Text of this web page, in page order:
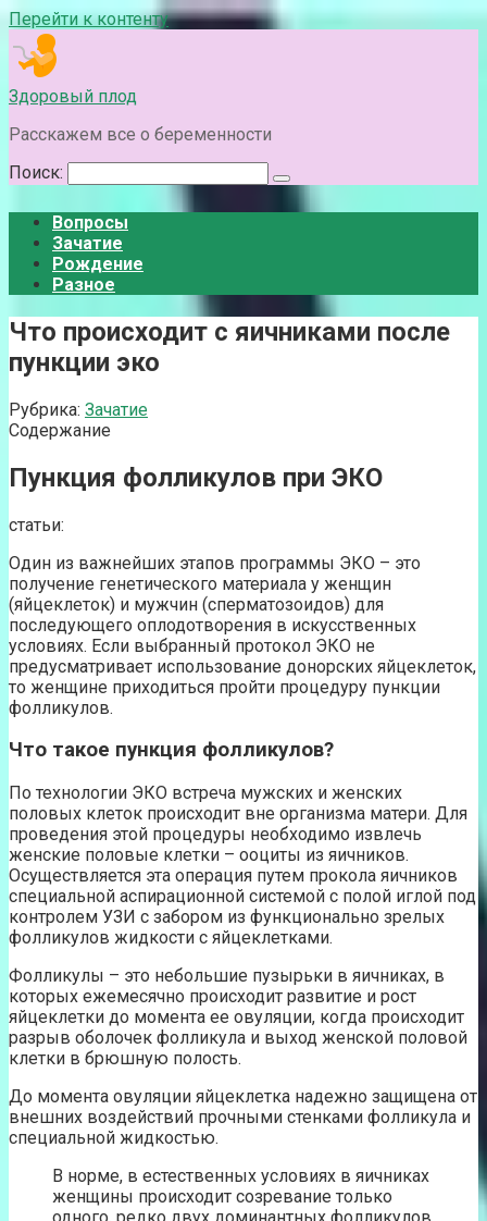
Перейти к контенту
Здоровый плод
Расскажем все о беременности
Поиск:
Вопросы
Зачатие
Рождение
Разное
Что происходит с яичниками после
пункции эко
Рубрика: Зачатие
Содержание
Пункция фолликулов при ЭКО
статьи:
Один из важнейших этапов программы ЭКО – это
получение генетического материала у женщин
(яйцеклеток) и мужчин (сперматозоидов) для
последующего оплодотворения в искусственных
условиях. Если выбранный протокол ЭКО не
предусматривает использование донорских яйцеклеток,
то женщине приходиться пройти процедуру пункции
фолликулов.
Что такое пункция фолликулов?
По технологии ЭКО встреча мужских и женских
половых клеток происходит вне организма матери. Для
проведения этой процедуры необходимо извлечь
женские половые клетки – ооциты из яичников.
Осуществляется эта операция путем прокола яичников
специальной аспирационной системой с полой иглой под
контролем УЗИ с забором из функционально зрелых
фолликулов жидкости с яйцеклетками.
Фолликулы – это небольшие пузырьки в яичниках, в
которых ежемесячно происходит развитие и рост
яйцеклетки до момента ее овуляции, когда происходит
разрыв оболочек фолликула и выход женской половой
клетки в брюшную полость.
До момента овуляции яйцеклетка надежно защищена от
внешних воздействий прочными стенками фолликула и
специальной жидкостью.
В норме, в естественных условиях в яичниках
женщины происходит созревание только